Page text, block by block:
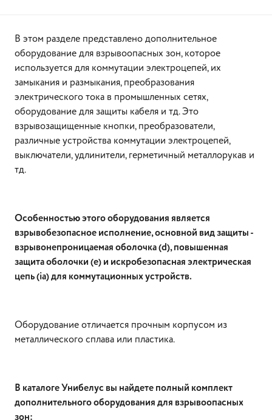
В этом разделе представлено дополнительное
оборудование для взрывоопасных зон, которое
используется для коммутации электроцепей, их
замыкания и размыкания, преобразования
электрического тока в промышленных сетях,
оборудование для защиты кабеля и тд. Это
взрывозащищенные кнопки, преобразователи,
различные устройства коммутации электроцепей,
выключатели, удлинители, герметичный металлорукав и
тд.
Особенностью этого оборудования является
взрывобезопасное исполнение, основной вид защиты -
взрывонепроницаемая оболочка (d), повышенная
защита оболочки (e) и искробезопасная электрическая
цепь (ia) для коммутационных устройств.
Оборудование отличается прочным корпусом из
металлического сплава или пластика.
В каталоге Унибелус вы найдете полный комплект
дополнительного оборудования для взрывоопасных
зон: